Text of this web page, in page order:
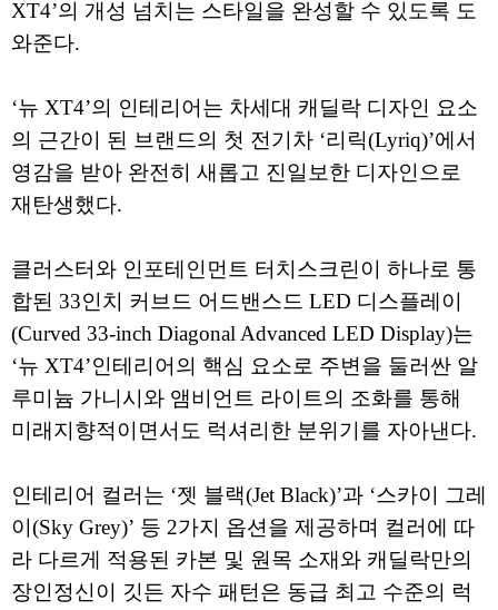
XT4’의 개성 넘치는 스타일을 완성할 수 있도록 도
와준다.
‘뉴 XT4’의 인테리어는 차세대 캐딜락 디자인 요소
의 근간이 된 브랜드의 첫 전기차 ‘리릭(Lyriq)’에서
영감을 받아 완전히 새롭고 진일보한 디자인으로
재탄생했다.
클러스터와 인포테인먼트 터치스크린이 하나로 통
합된 33인치 커브드 어드밴스드 LED 디스플레이
(Curved 33-inch Diagonal Advanced LED Display)는
‘뉴 XT4’인테리어의 핵심 요소로 주변을 둘러싼 알
루미늄 가니시와 앰비언트 라이트의 조화를 통해
미래지향적이면서도 럭셔리한 분위기를 자아낸다.
인테리어 컬러는 ‘젯 블랙(Jet Black)’과 ‘스카이 그레
이(Sky Grey)’ 등 2가지 옵션을 제공하며 컬러에 따
라 다르게 적용된 카본 및 원목 소재와 캐딜락만의
장인정신이 깃든 자수 패턴은 동급 최고 수준의 럭